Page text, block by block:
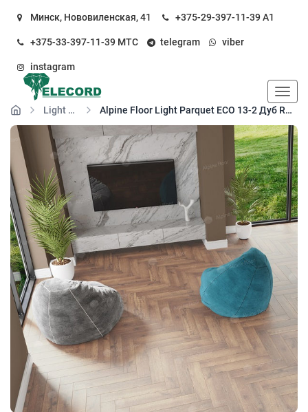
Минск, Нововиленская, 41 +375-29-397-11-39А1
+375-33-397-11-39 МТС telegram viber
instagram
Light Parquet SPC
Alpine Floor Light Parquet ЕСО 13-2 Дуб Royal кварц-виниловый пол замковый